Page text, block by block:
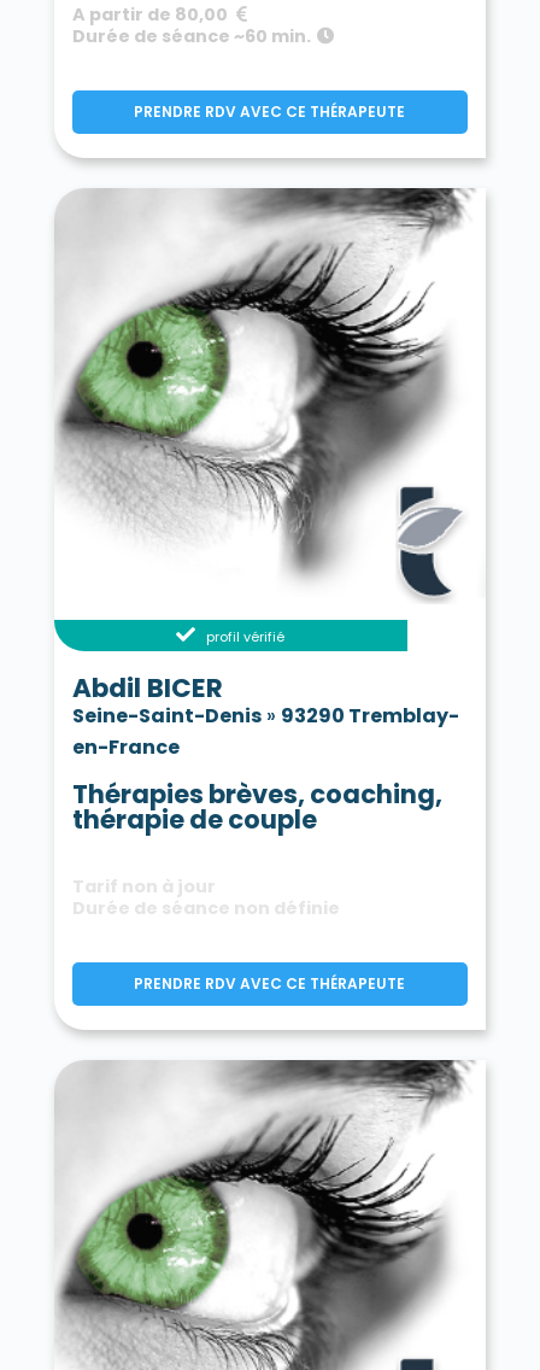
A partir de 80,00
Durée de séance ~60 min.
PRENDRE RDV AVEC CE THÉRAPEUTE
profil vérifié
Abdil BICER
Seine-Saint-Denis» 93290 Tremblay-
en-France
Thérapies brèves, coaching,
thérapie de couple
Tarif non à jour
Durée de séance non définie
PRENDRE RDV AVEC CE THÉRAPEUTE